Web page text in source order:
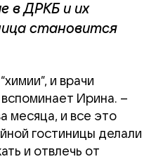
в ДРКБ и их
становится
и врачи
Ирина. –
месяца, и все это
гостиницы делали
и отвлечь от